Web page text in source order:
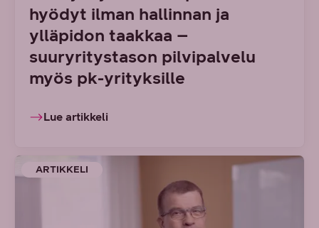
hyödyt ilman hallinnan ja
ylläpidon taakkaa –
suuryritystason pilvipalvelu
myös pk-yrityksille
Lue artikkeli
ARTIKKELI